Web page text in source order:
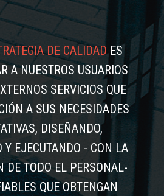
DE CALIDADES
A NUESTROS USUARIOS
SERVICIOS QUE
A SUS NECESIDADES
DISEÑANDO,
Y EJECUTANDO - CON LA
DE TODO EL PERSONAL-
QUE OBTENGAN